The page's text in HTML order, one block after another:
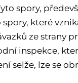
spory,
které
ze strany
inspekce,
selže, lze se